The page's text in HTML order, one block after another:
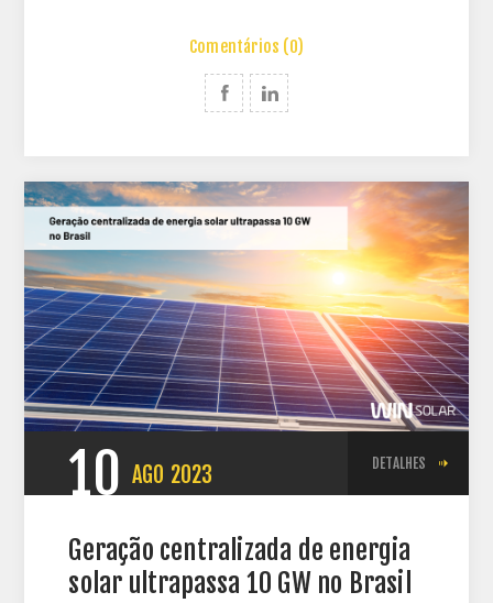
Comentários (0)
10 AGO 2023 DETALHES
Geração centralizada de energia
solar ultrapassa 10 GW no Brasil